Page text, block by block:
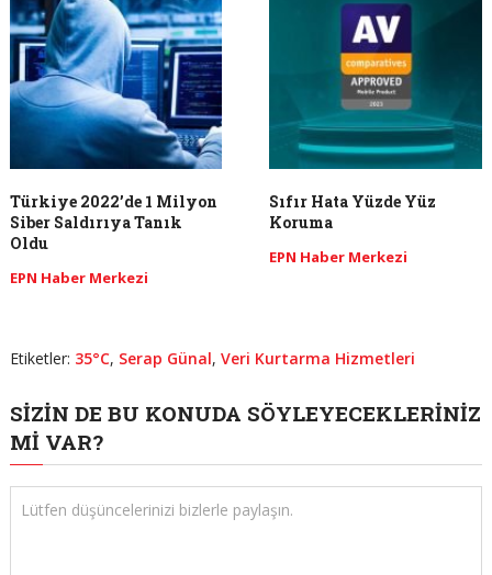
Türkiye 2022’de 1 Milyon
Siber Saldırıya Tanık
Oldu
EPN Haber Merkezi
Sıfır Hata Yüzde Yüz
Koruma
EPN Haber Merkezi
Etiketler: 35°C, Serap Günal, Veri Kurtarma Hizmetleri
SIZIN DE BU KONUDA SÖYLEYECEKLERINIZ
MI VAR?